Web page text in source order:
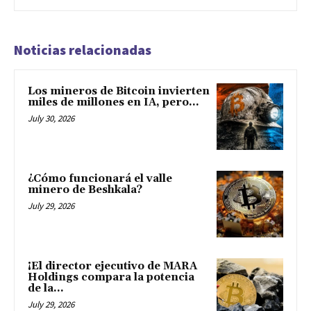
Noticias relacionadas
Los mineros de Bitcoin invierten
miles de millones en IA, pero...
July 30, 2026
¿Cómo funcionará el valle
minero de Beshkala?
July 29, 2026
¡El director ejecutivo de MARA
Holdings compara la potencia
de la...
July 29, 2026